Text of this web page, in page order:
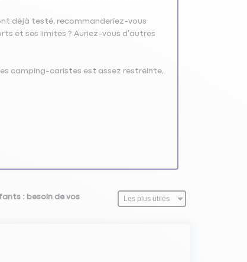
déjà testé, recommanderiez-vous
et ses limites ? Auriez-vous d’autres
camping-caristes est assez restreinte,
: besoin de vos